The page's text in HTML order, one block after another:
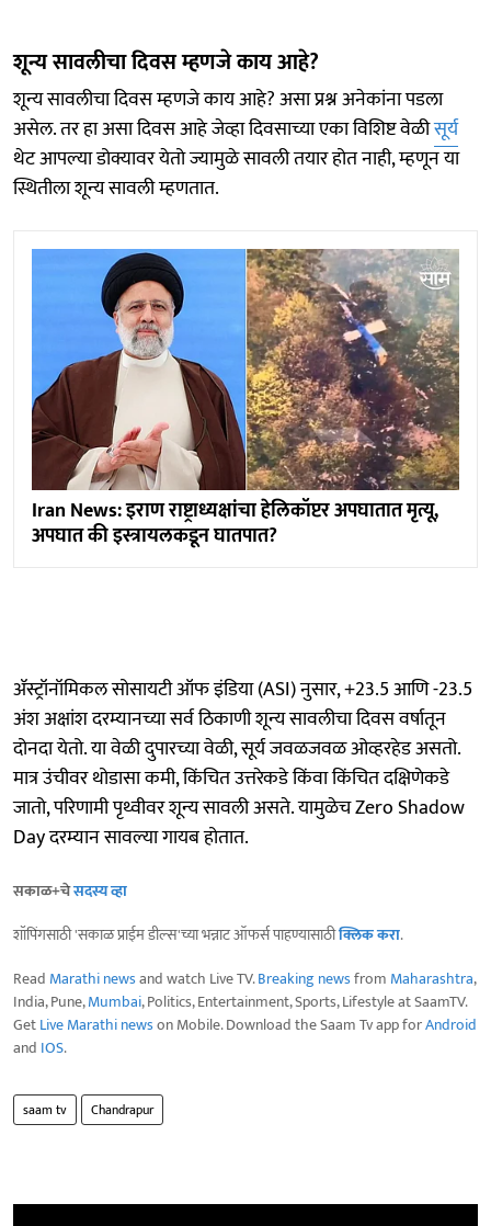
शून्य सावलीचा दिवस म्हणजे काय आहे?
शून्य सावलीचा दिवस म्हणजे काय आहे? असा प्रश्न अनेकांना पडला
असेल. तर हा असा दिवस आहे जेव्हा दिवसाच्या एका विशिष्ट वेळीसूर्य
थेट आपल्या डोक्यावर येतो ज्यामुळे सावली तयार होत नाही, म्हणून या
स्थितीला शून्य सावली म्हणतात.
Iran News: इराण राष्ट्राध्यक्षांचा हेलिकॉप्टर अपघातात मृत्यू,
अपघात की इस्त्रायलकडून घातपात?
ॲस्ट्रॉनॉमिकल सोसायटी ऑफ इंडिया (ASI) नुसार, +23.5 आणि -23.5
अंश अक्षांश दरम्यानच्या सर्व ठिकाणी शून्य सावलीचा दिवस वर्षातून
दोनदा येतो. या वेळी दुपारच्या वेळी, सूर्य जवळजवळ ओव्हरहेड असतो.
मात्र उंचीवर थोडासा कमी, किंचित उत्तरेकडे किंवा किंचित दक्षिणेकडे
जातो, परिणामी पृथ्वीवर शून्य सावली असते. यामुळेच Zero Shadow
Day दरम्यान सावल्या गायब होतात.
सकाळ+चेसदस्य व्हा
शॉपिंगसाठी 'सकाळ प्राईम डील्स'च्या भन्नाट ऑफर्स पाहण्यासाठीक्लिक करा.
Read Marathi newsand watch Live TV.Breaking newsfrom Maharashtra,
India, Pune,Mumbai, Politics, Entertainment, Sports, Lifestyle at SaamTV.
GetLive Marathi newson Mobile. Download the Saam Tv app forAndroid
and IOS.
saam tv Chandrapur